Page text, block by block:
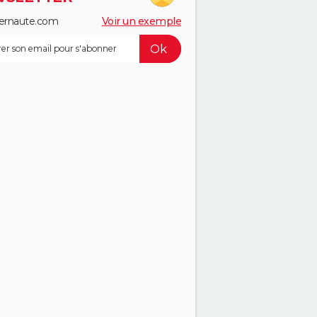
Voir un exemple